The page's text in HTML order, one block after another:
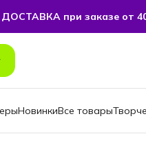
при заказе от
при заказе от
НовинкиВсе товары